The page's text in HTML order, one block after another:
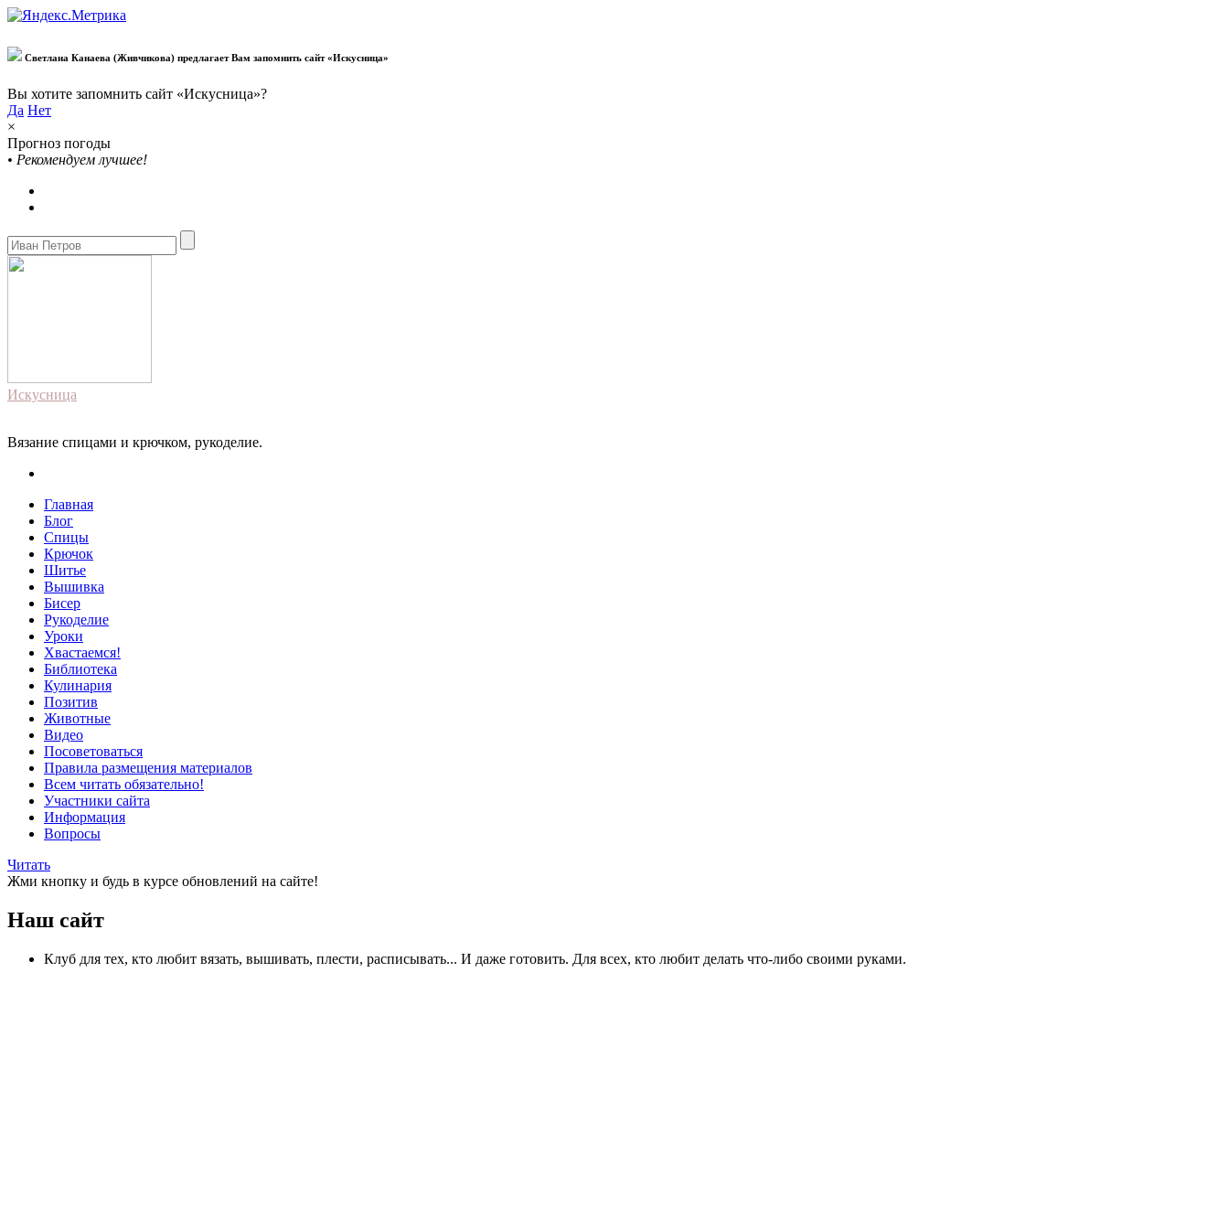
Светлана Канаева (Живчикова) предлагает Вам запомнить сайт «Искусница»
Вы хотите запомнить сайт «Искусница»?
Да Нет
×
Прогноз погоды
• Рекомендуем лучшее!
Искусница
Вязание спицами и крючком, рукоделие.
Главная
Блог
Спицы
Крючок
Шитье
Вышивка
Бисер
Рукоделие
Уроки
Хвастаемся!
Библиотека
Кулинария
Позитив
Животные
Видео
Посоветоваться
Правила размещения материалов
Всем читать обязательно!
Участники сайта
Информация
Вопросы
Читать
Жми кнопку и будь в курсе обновлений на сайте!
Наш сайт
Клуб для тех, кто любит вязать, вышивать, плести, расписывать... И даже готовить. Для всех, кто любит делать что-либо своими руками.